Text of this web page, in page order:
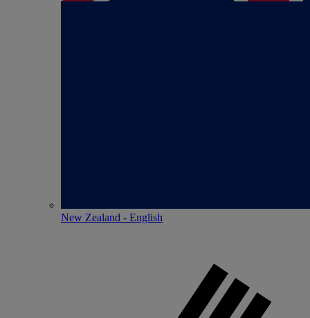
New Zealand - English